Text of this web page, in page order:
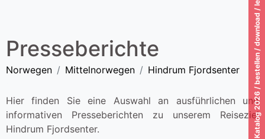
Katalog 2026 / bestellen / download / lesen!
Presseberichte
Norwegen Mittelnorwegen Hindrum Fjordsenter
Hier finden Sie eine Auswahl an ausführlichen und
informativen Presseberichten zu unserem Reiseziel
Hindrum Fjordsenter.